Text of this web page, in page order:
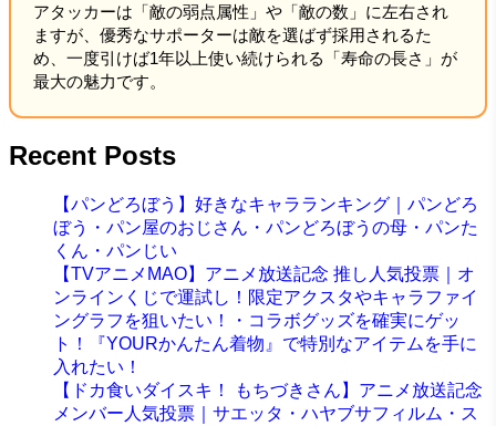
アタッカーは「敵の弱点属性」や「敵の数」に左右され
ますが、優秀なサポーターは敵を選ばず採用されるた
め、一度引けば1年以上使い続けられる「寿命の長さ」が
最大の魅力です。
Recent Posts
【パンどろぼう】好きなキャラランキング｜パンどろ
ぼう・パン屋のおじさん・パンどろぼうの母・パンた
くん・パンじい
【TVアニメMAO】アニメ放送記念 推し人気投票｜オ
ンラインくじで運試し！限定アクスタやキャラファイ
ングラフを狙いたい！・コラボグッズを確実にゲッ
ト！『YOURかんたん着物』で特別なアイテムを手に
入れたい！
【ドカ食いダイスキ！ もちづきさん】アニメ放送記念
メンバー人気投票｜サエッタ・ハヤブサフィルム・ス